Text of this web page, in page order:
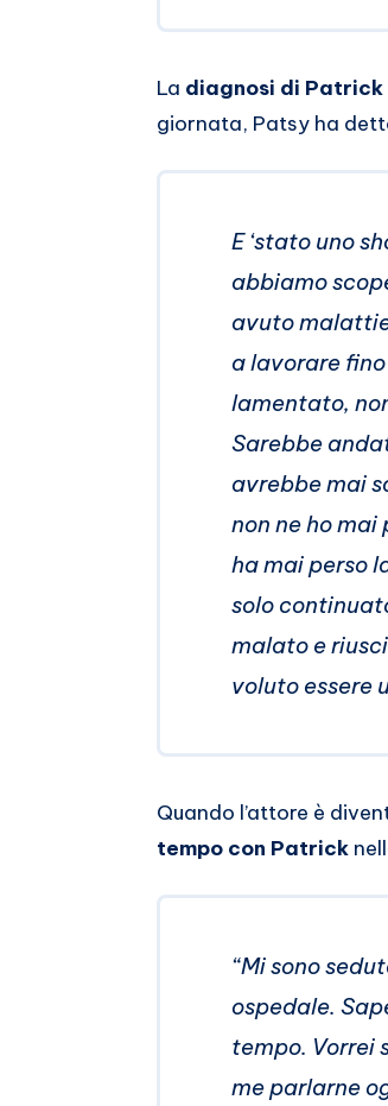
La diagnosi di Patrick
giornata, Patsy ha
E ‘stato uno
abbiamo
avuto
a lavorare
lamentato,
Sarebbe
avrebbe mai
non ne ho
ha mai perso
solo
malato e
voluto essere
Quando l’attore è
tempo con Patrick
“Mi sono
ospedale.
tempo. Vorrei
me parlarne